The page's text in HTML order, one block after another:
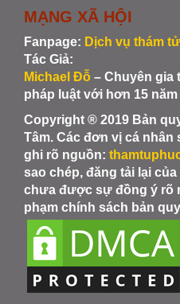
MẠNG XÃ HỘI
Fanpage: Dịch vụ thám
Tác Giả:
Michael Đỗ – Chuyên gia
pháp luật với hơn 15
Copyright ® 2019 Bản
Tâm. Các đơn vị cá
ghi rõ nguồn:
sao chép, đăng tải lại
chưa được sự đồng ý rõ
phạm chính sách bản